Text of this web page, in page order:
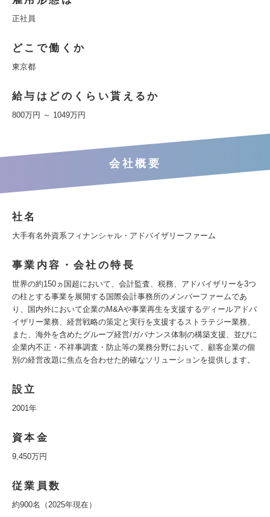
正社員
どこで働くか
東京都
給与はどのくらい貰えるか
800万円 ～ 1049万円
会社概要
社名
大手有名外資系フィナンシャル・アドバイザリーファーム
事業内容・会社の特長
世界の約150ヵ国超において、会計監査、税務、アドバイザリーを3つ
の柱とする事業を展開する国際会計事務所のメンバーファームであ
り、国内外において企業のM&Aや事業再生を支援するディールアドバ
イザリー業務、経営戦略の策定と実行を支援するストラテジー業務、
また、海外を含めたグループ経営/ガバナンス体制の構築支援、並びに
企業内不正・不祥事調査・防止等の業務分野において、顧客企業の個
別の経営改題に焦点を合わせた的確なソリューションを提供します。
設立
2001年
資本金
9,450万円
従業員数
約900名（2025年現在）